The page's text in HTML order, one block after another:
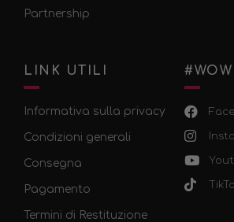
Partnership
LINK UTILI
Informativa sulla privacy
Condizioni generali
Consegna
Pagamento
Termini di Restituzione
#WOW